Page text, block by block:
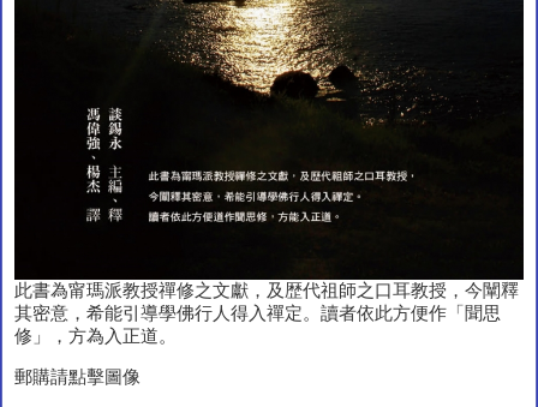
此書為甯瑪派教授禪修之文獻，及歴代祖師之口耳教授，今闡釋
其密意，希能引導學佛行人得入禪定。讀者依此方便作「聞思
修」，方為入正道。
郵購請點擊圖像